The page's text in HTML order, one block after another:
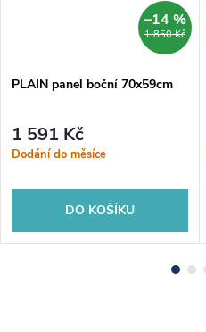
1 850 Kč
–14 %
PLAIN panel boční 70x59cm
1 591 Kč
Dodání do měsíce
DO KOŠÍKU